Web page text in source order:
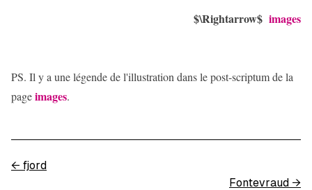
$\Rightarrow$ images
PS. Il y a une légende de l'illustration dans le post-scriptum de la
pageimages.
← fjord
Fontevraud →